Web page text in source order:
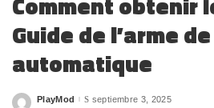
Guide de l’arme
automatique
Posted
PlayMod septiembre 3, 2025